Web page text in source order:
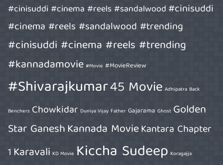
#cinisuddi #cinema #reels #sandalwood#cinisuddi
#cinema #reels #sandalwood #trending
#cinisuddi #cinema #reels #trending
#kannadamovie #Movie #MovieReview
#Shivarajkumar45 Movie Adhipatra Back
Benchers Chowkidar Duniya Vijay Father Gajarama Ghost Golden
Star GaneshKannada MovieKantara Chapter
1 Karavali KD Movie Kiccha Sudeep Koragajja